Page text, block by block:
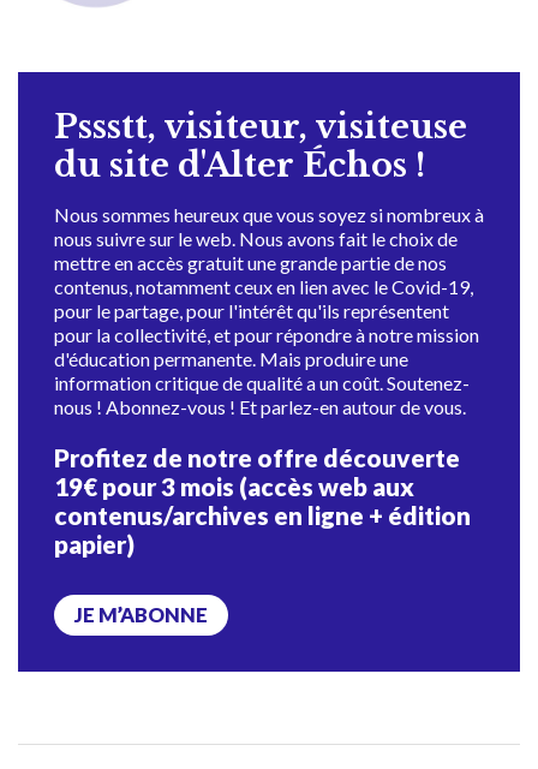
Pssstt, visiteur, visiteuse
du site d'Alter Échos !
Nous sommes heureux que vous soyez si nombreux à
nous suivre sur le web. Nous avons fait le choix de
mettre en accès gratuit une grande partie de nos
contenus, notamment ceux en lien avec le Covid-19,
pour le partage, pour l'intérêt qu'ils représentent
pour la collectivité, et pour répondre à notre mission
d'éducation permanente. Mais produire une
information critique de qualité a un coût. Soutenez-
nous ! Abonnez-vous ! Et parlez-en autour de vous.
Profitez de notre offre découverte
19€ pour 3 mois (accès web aux
contenus/archives en ligne + édition
papier)
JE M’ABONNE